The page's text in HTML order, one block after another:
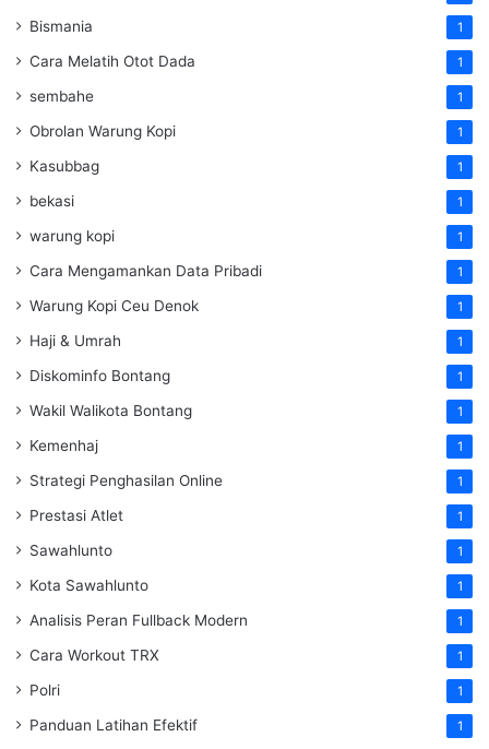
Bismania 1
Cara Melatih Otot Dada 1
sembahe 1
Obrolan Warung Kopi 1
Kasubbag 1
bekasi 1
warung kopi 1
Cara Mengamankan Data Pribadi 1
Warung Kopi Ceu Denok 1
Haji & Umrah 1
Diskominfo Bontang 1
Wakil Walikota Bontang 1
Kemenhaj 1
Strategi Penghasilan Online 1
Prestasi Atlet 1
Sawahlunto 1
Kota Sawahlunto 1
Analisis Peran Fullback Modern 1
Cara Workout TRX 1
Polri 1
Panduan Latihan Efektif 1